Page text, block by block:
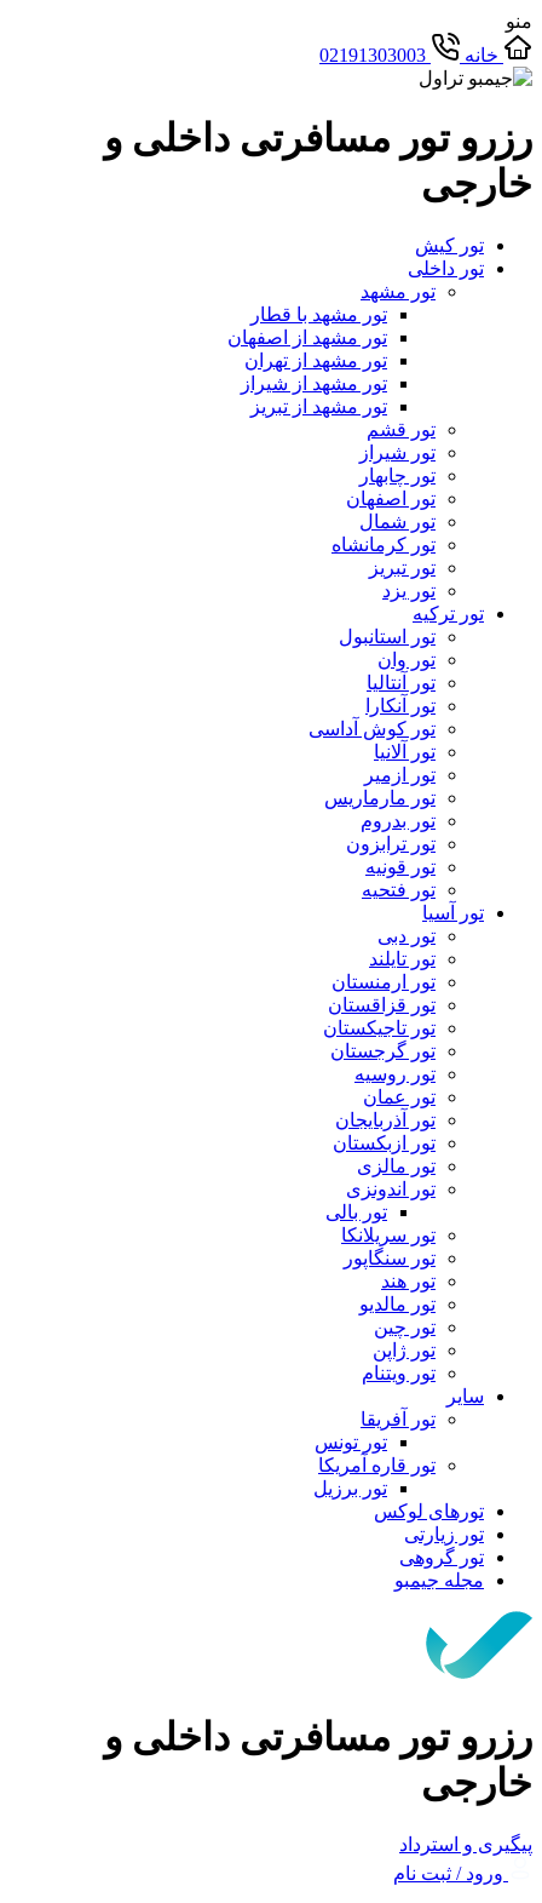
منو
خانه
02191303003
رزرو تور مسافرتی داخلی و
خارجی
تور کیش
تور داخلی
تور مشهد
تور مشهد با قطار
تور مشهد از اصفهان
تور مشهد از تهران
تور مشهد از شیراز
تور مشهد از تبریز
تور قشم
تور شیراز
تور چابهار
تور اصفهان
تور شمال
تور کرمانشاه
تور تبریز
تور یزد
تور ترکیه
تور استانبول
تور وان
تور آنتالیا
تور آنکارا
تور کوش آداسی
تور آلانیا
تور ازمیر
تور مارماریس
تور بدروم
تور ترابزون
تور قونیه
تور فتحیه
تور آسیا
تور دبی
تور تایلند
تور ارمنستان
تور قزاقستان
تور تاجیکستان
تور گرجستان
تور روسیه
تور عمان
تور آذربایجان
تور ازبکستان
تور مالزی
تور اندونزی
تور بالی
تور سریلانکا
تور سنگاپور
تور هند
تور مالدیو
تور چین
تور ژاپن
تور ویتنام
سایر
تور آفریقا
تور تونس
تور قاره آمریکا
تور برزیل
تورهای لوکس
تور زیارتی
تور گروهی
مجله جیمبو
رزرو تور مسافرتی داخلی و
خارجی
پیگیری و استرداد
ورود / ثبت نام